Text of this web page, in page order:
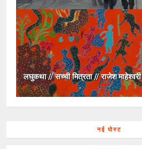
लघुकथा // सच्ची मित्रता // राजेश माहेश्वरी
नई पोस्ट